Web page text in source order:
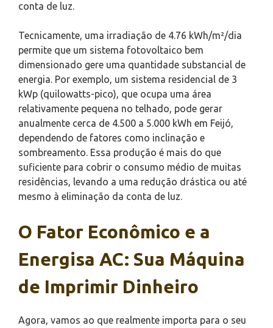
conta de luz.
Tecnicamente, uma irradiação de 4.76 kWh/m²/dia
permite que um sistema fotovoltaico bem
dimensionado gere uma quantidade substancial de
energia. Por exemplo, um sistema residencial de 3
kWp (quilowatts-pico), que ocupa uma área
relativamente pequena no telhado, pode gerar
anualmente cerca de 4.500 a 5.000 kWh em Feijó,
dependendo de fatores como inclinação e
sombreamento. Essa produção é mais do que
suficiente para cobrir o consumo médio de muitas
residências, levando a uma redução drástica ou até
mesmo à eliminação da conta de luz.
O Fator Econômico e a
Energisa AC: Sua Máquina
de Imprimir Dinheiro
Agora, vamos ao que realmente importa para o seu